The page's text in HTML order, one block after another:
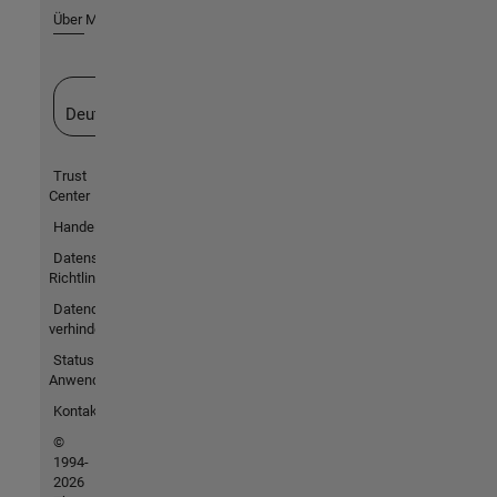
Über MathWorks
Deutschland
Trust
Center
Handelsmarken
Datenschutz-
Richtlinien
Datendiebstahl
verhindern
Status von
Anwendungen
Kontakt
©
1994-
2026